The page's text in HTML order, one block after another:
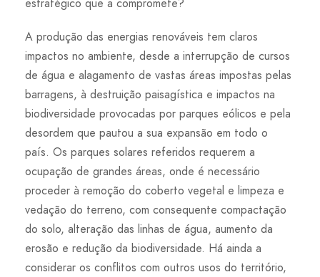
estratégico que a compromete?
A produção das energias renováveis tem claros
impactos no ambiente, desde a interrupção de cursos
de água e alagamento de vastas áreas impostas pelas
barragens, à destruição paisagística e impactos na
biodiversidade provocadas por parques eólicos e pela
desordem que pautou a sua expansão em todo o
país. Os parques solares referidos requerem a
ocupação de grandes áreas, onde é necessário
proceder à remoção do coberto vegetal e limpeza e
vedação do terreno, com consequente compactação
do solo, alteração das linhas de água, aumento da
erosão e redução da biodiversidade. Há ainda a
considerar os conflitos com outros usos do território,